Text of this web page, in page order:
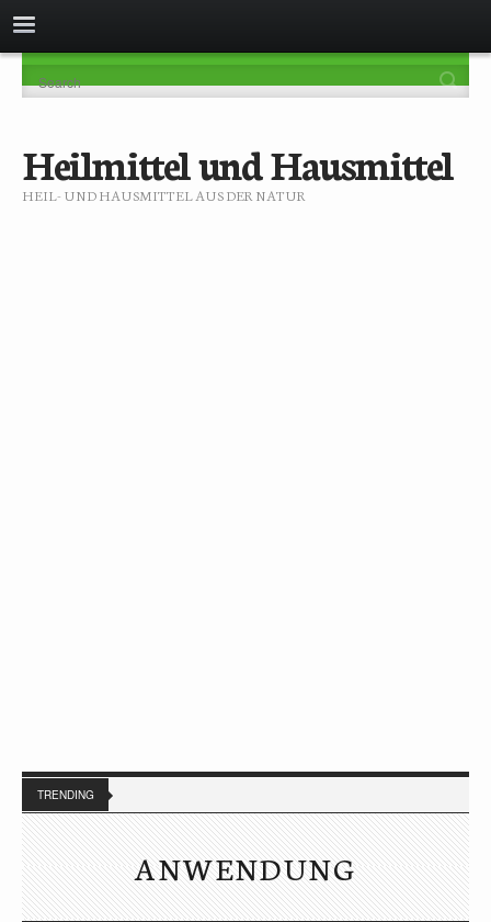
Heilmittel und Hausmittel
HEIL- UND HAUSMITTEL AUS DER NATUR
TRENDING
ANWENDUNG